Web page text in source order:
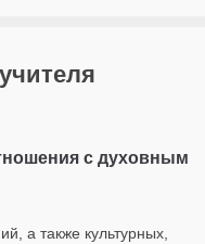
с духовным
а также культурных,